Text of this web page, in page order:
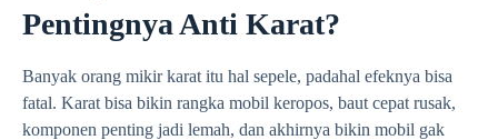
Pentingnya Anti Karat?
Banyak orang mikir karat itu hal sepele, padahal efeknya bisa
fatal. Karat bisa bikin rangka mobil keropos, baut cepat rusak,
komponen penting jadi lemah, dan akhirnya bikin mobil gak